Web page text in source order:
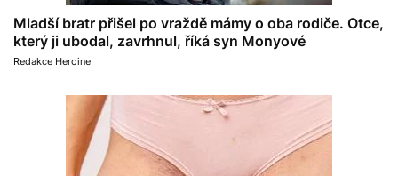
Mladší bratr přišel po vraždě mámy o oba rodiče. Otce,
který ji ubodal, zavrhnul, říká syn Monyové
Redakce Heroine